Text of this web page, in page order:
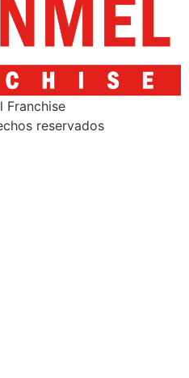
Franchise
reservados